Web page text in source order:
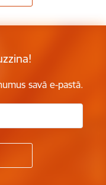
savā e-pastā.